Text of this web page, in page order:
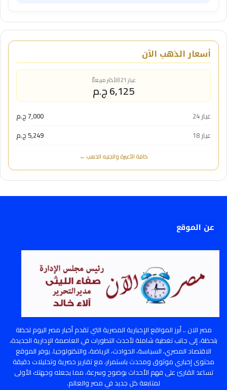
أسعار الذهب الآن
عيار 21 (الأكثر مبيعاً)
6,125 ج.م
عيار 24
7,000 ج.م
عيار 18
5,249 ج.م
كافة الأعيرة والجنيه الذهب ←
عن الموقع
مصر الان .. أبرز المواقع الإخبارية المصرية التي تقدم أخبار مصر اليوم لحظة
بلحظة، إلى جانب تغطية شاملة لأحدث التطورات في العاصمة الإدارية الجديدة،
الاقتصاد المصري، السياسة، الحوادث، الرياضة، والتكنولوجيا. يوفر الموقع
محتوى إخباري موثوق ومحدث باستمرار، مع تقارير حصرية وتحليلات دقيقة
تساعد القارئ على فهم الأحداث بوضوح وسرعة، مما يجعله وجهتك الأولى
لمتابعة كل جديد في مصر والعالم.